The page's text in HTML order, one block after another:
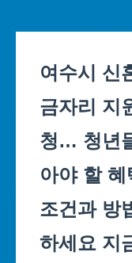
content
여수시 신
금자리 지
청… 청년
아야 할 혜
조건과 방
하세요 지